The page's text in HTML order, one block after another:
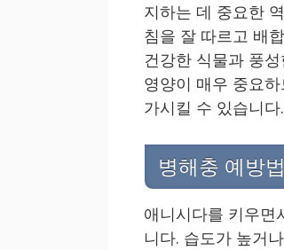
지하는 데 중요한
침을 잘 따르고 배
건강한 식물과 풍
영양이 매우 중요
가시킬 수 있습니다.
병해충 예방
애니시다를 키우면
니다. 습도가 높거